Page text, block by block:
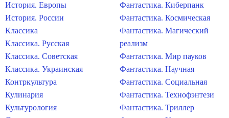
История. Европы
История. России
Классика
Классика. Русская
Классика. Советская
Классика. Украинская
Контркультура
Кулинария
Культурология
Фантастика. Киберпанк
Фантастика. Космическая
Фантастика. Магический
реализм
Фантастика. Мир пауков
Фантастика. Научная
Фантастика. Социальная
Фантастика. Технофэнтези
Фантастика. Триллер